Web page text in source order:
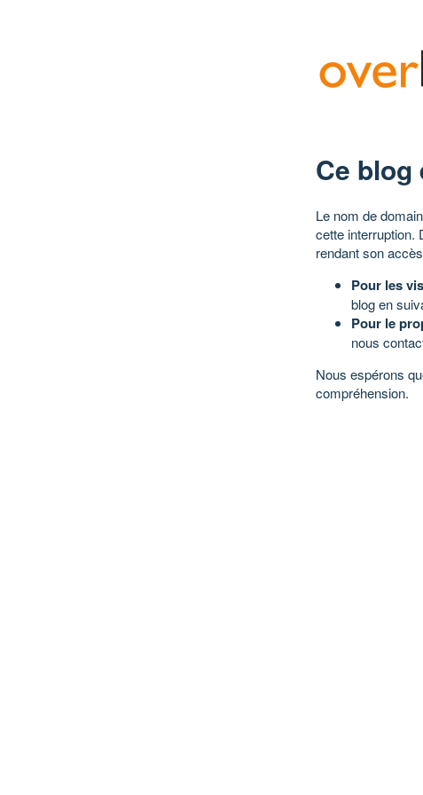
Ce
Le nom de
cette interruption.
rendant son
Pour les
blog en
Pour le
nous
Nous espérons
compréhension.